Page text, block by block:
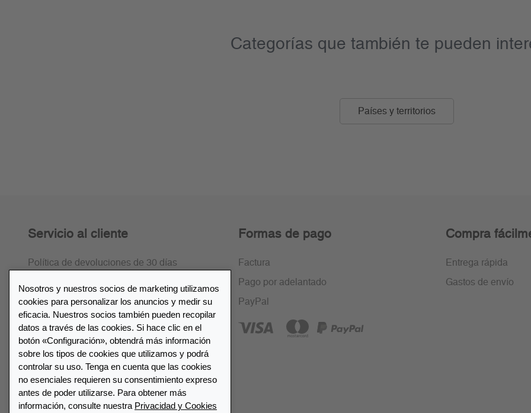
Categorías que también te pueden
Países y territorios
Servicio al cliente
Política de devoluciones de 30 días
Preguntas frecuentes
Formas de pago
Factura
Pago por adelantado
PayPal
Compra
Entrega rápida
Gastos de envío
Lista de distribuidores
Encuentre su distribuidor más
Nosotros y nuestros socios de marketing utilizamos
cookies para personalizar los anuncios y medir su
eficacia. Nuestros socios también pueden recopilar
datos a través de las cookies. Si hace clic en el
botón «Configuración», obtendrá más información
sobre los tipos de cookies que utilizamos y podrá
controlar su uso. Tenga en cuenta que las cookies
no esenciales requieren su consentimiento expreso
antes de poder utilizarse. Para obtener más
información, consulte nuestra Privacidad y Cookies